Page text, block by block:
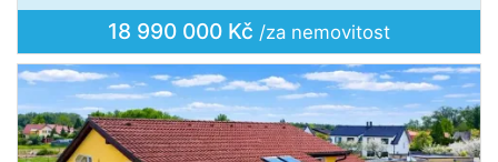
18 990 000 Kč /za nemovitost